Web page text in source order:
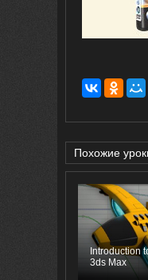
Похожие
Introduction
3ds Max